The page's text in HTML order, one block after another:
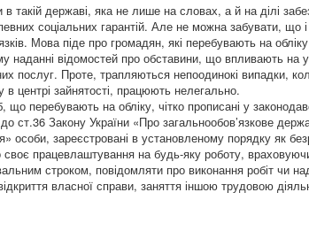
такій державі, яка не лише на словах, а й на ділі
соціальних гарантій. Але не можна забувати, що
Мова піде про громадян, які перебувають на обліку
наданні відомостей про обставини, що впливають на
послуг. Проте, трапляються непоодинокі випадки,
центрі зайнятості, працюють нелегально.
що перебувають на обліку, чітко прописані у
ст.36 Закону України «Про загальнообов’язкове
особи, зареєстровані в установленому порядку як
своє працевлаштування на будь-яку роботу,
строком, повідомляти про виконання робіт чи
власної справи, заняття іншою трудовою